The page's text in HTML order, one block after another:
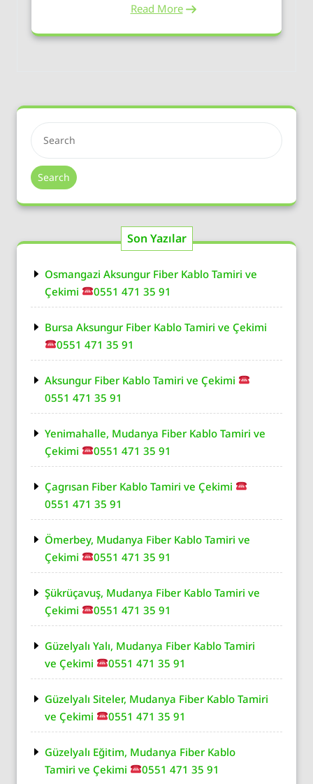
Read More
Search
Son Yazılar
Osmangazi Aksungur Fiber Kablo Tamiri ve
Çekimi
0551 471 35 91
Bursa Aksungur Fiber Kablo Tamiri ve Çekimi
0551 471 35 91
Aksungur Fiber Kablo Tamiri ve Çekimi
0551 471 35 91
Yenimahalle, Mudanya Fiber Kablo Tamiri ve
Çekimi
0551 471 35 91
Çagrısan Fiber Kablo Tamiri ve Çekimi
0551 471 35 91
Ömerbey, Mudanya Fiber Kablo Tamiri ve
Çekimi
0551 471 35 91
Şükrüçavuş, Mudanya Fiber Kablo Tamiri ve
Çekimi
0551 471 35 91
Güzelyalı Yalı, Mudanya Fiber Kablo Tamiri
ve Çekimi
0551 471 35 91
Güzelyalı Siteler, Mudanya Fiber Kablo Tamiri
ve Çekimi
0551 471 35 91
Güzelyalı Eğitim, Mudanya Fiber Kablo
Tamiri ve Çekimi
0551 471 35 91